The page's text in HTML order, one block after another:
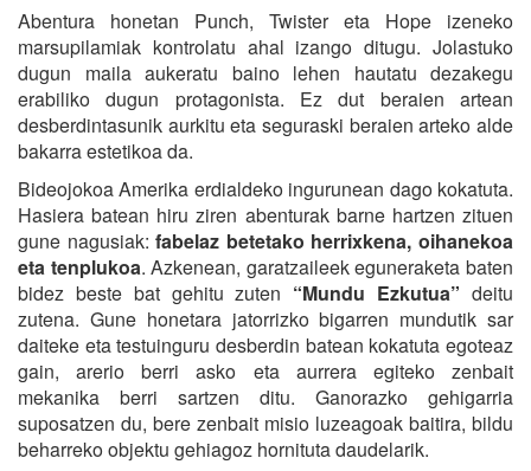
Abentura honetan Punch, Twister eta Hope izeneko
marsupilamiak kontrolatu ahal izango ditugu. Jolastuko
dugun maila aukeratu baino lehen hautatu dezakegu
erabiliko dugun protagonista. Ez dut beraien artean
desberdintasunik aurkitu eta seguraski beraien arteko alde
bakarra estetikoa da.
Bideojokoa Amerika erdialdeko ingurunean dago kokatuta.
Hasiera batean hiru ziren abenturak barne hartzen zituen
gune nagusiak:fabelaz betetako herrixkena, oihanekoa
eta tenplukoa. Azkenean, garatzaileek eguneraketa baten
bidez beste bat gehitu zuten “Mundu Ezkutua” deitu
zutena. Gune honetara jatorrizko bigarren mundutik sar
daiteke eta testuinguru desberdin batean kokatuta egoteaz
gain, arerio berri asko eta aurrera egiteko zenbait
mekanika berri sartzen ditu. Ganorazko gehigarria
suposatzen du, bere zenbait misio luzeagoak baitira, bildu
beharreko objektu gehiagoz hornituta daudelarik.